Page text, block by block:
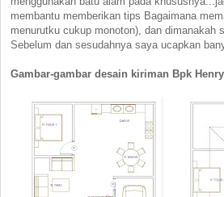
membantu memberikan tips Bagaimana
menurutku cukup monoton), dan dimanakah
Sebelum dan sesudahnya saya ucapkan
Gambar-gambar desain kiriman Bpk